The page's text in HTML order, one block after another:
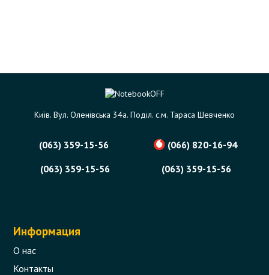
Київ. Вул. Оленівська 34а. Поділ. с.м. Тараса Шевченко
(063) 359-15-56
(066) 820-16-94
(063) 359-15-56
(063) 359-15-56
Информация
О нас
Контакты